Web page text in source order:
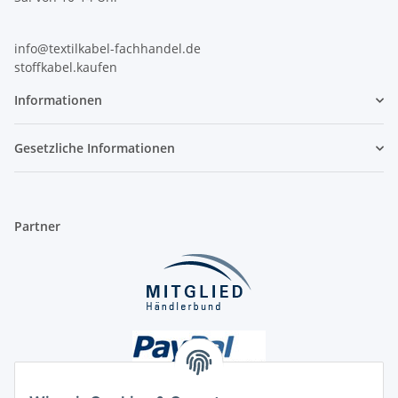
info@textilkabel-fachhandel.de
stoffkabel.kaufen
Informationen
Gesetzliche Informationen
Partner